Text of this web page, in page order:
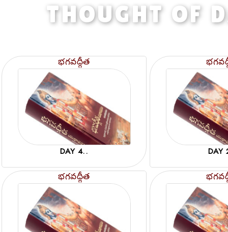
THOUGHT OF
భగవద్గీత
DAY 4.. DAY
భగవద్గీత